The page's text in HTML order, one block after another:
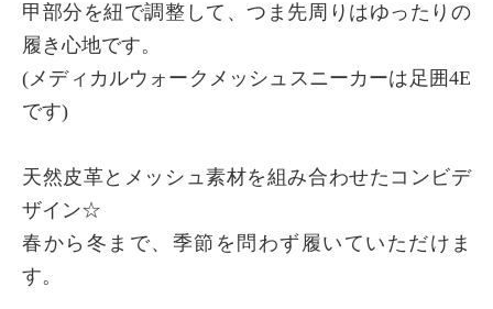
甲部分を紐で調整して、つま先周りはゆったりの
履き心地です。
(メディカルウォークメッシュスニーカーは足囲4E
です)
天然皮革とメッシュ素材を組み合わせたコンビデ
ザイン☆
春から冬まで、季節を問わず履いていただけま
す。